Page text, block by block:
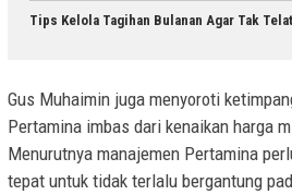
Tips Kelola Tagihan Bulanan Agar Tak
Gus Muhaimin juga menyoroti
Pertamina imbas dari kenaikan harga
Menurutnya manajemen Pertamina
tepat untuk tidak terlalu bergantung